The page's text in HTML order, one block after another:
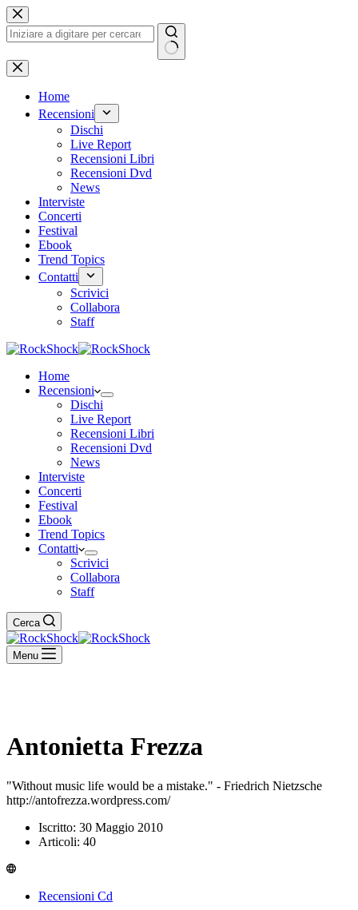
Salta
al
contenuto
Nessun
risultato
Home
Recensioni
Dischi
Live Report
Recensioni Libri
Recensioni Dvd
News
Interviste
Concerti
Festival
Ebook
Trend Topics
Contatti
Scrivici
Collabora
Staff
Home
Recensioni
Dischi
Live Report
Recensioni Libri
Recensioni Dvd
News
Interviste
Concerti
Festival
Ebook
Trend Topics
Contatti
Scrivici
Collabora
Staff
Cerca
Menu
Antonietta Frezza
"Without music life would be a mistake." - Friedrich Nietzsche
http://antofrezza.wordpress.com/
Iscritto: 30 Maggio 2010
Articoli: 40
Recensioni Cd